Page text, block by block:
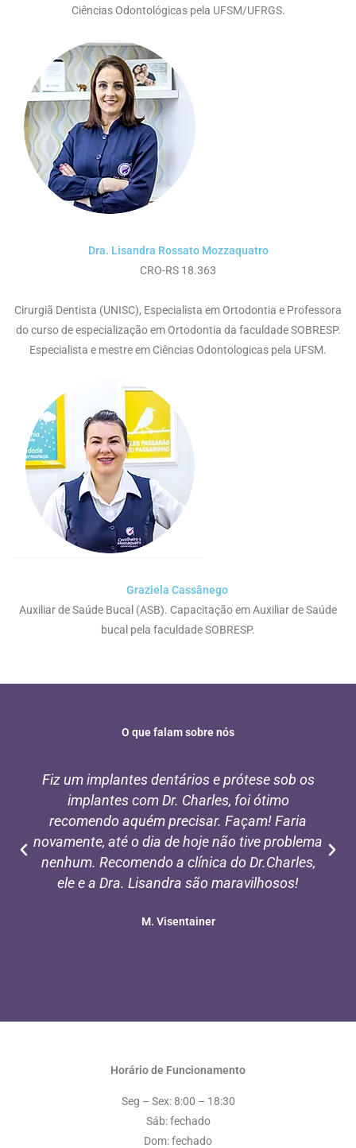
Ciências Odontológicas pela UFSM/UFRGS.
Dra. Lisandra Rossato Mozzaquatro
CRO-RS 18.363
Cirurgiã Dentista (UNISC), Especialista em Ortodontia e Professora
do curso de especialização em Ortodontia da faculdade SOBRESP.
Especialista e mestre em Ciências Odontologicas pela UFSM.
Graziela Cassânego ​
Auxiliar de Saúde Bucal (ASB). Capacitação em Auxiliar de Saúde
bucal pela faculdade SOBRESP.
O que falam sobre nós
Fiz um implantes dentários e prótese sob os
implantes com Dr. Charles, foi ótimo
recomendo aquém precisar. Façam! Faria
novamente, até o dia de hoje não tive problema
nenhum. Recomendo a clínica do Dr.Charles,
ele e a Dra. Lisandra são maravilhosos!
M. Visentainer
Horário de Funcionamento
Seg – Sex: 8:00 – 18:30
Sáb: fechado
Dom: fechado